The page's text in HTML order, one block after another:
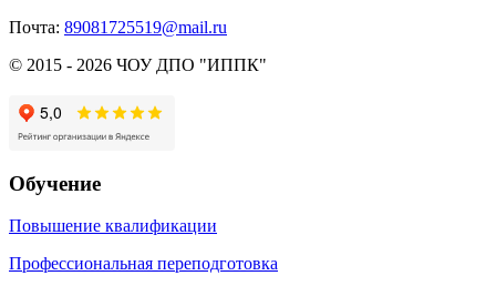
Почта: 89081725519@mail.ru
© 2015 - 2026 ЧОУ ДПО "ИППК"
Обучение
Повышение квалификации
Профессиональная переподготовка